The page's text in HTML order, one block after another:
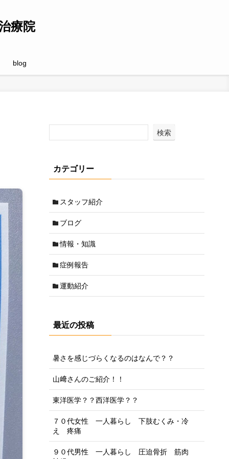
療院
blog
検索
カテゴリー
スタッフ紹介
ブログ
情報・知識
症例報告
運動紹介
最近の投稿
暑さを感じづらくなるのはなんで？？
山﨑さんのご紹介！！
東洋医学？？西洋医学？？
７０代女性 一人暮らし 下肢むくみ・冷
え 疼痛
９０代男性 一人暮らし 圧迫骨折 筋肉